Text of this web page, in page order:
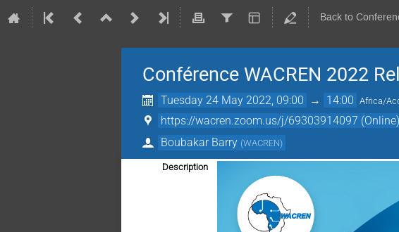
Back to
Conférence WACREN 2022
Tuesday 24 May 2022, 09:00 → 14:00 Africa/
https://wacren.zoom.us/j/69303914097 (Online)
Boubakar Barry (WACREN)
Description